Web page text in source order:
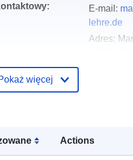
Actions
E-mail:
lehre.de
Adres:
August
więcej